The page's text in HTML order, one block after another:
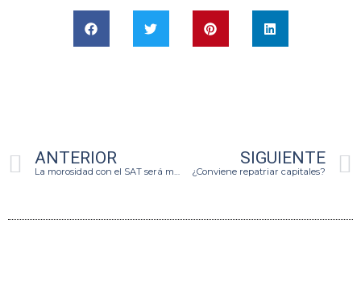
ANTERIOR
La morosidad con el SAT será más costosa que nunca.
SIGUIENTE
¿Conviene repatriar capitales?